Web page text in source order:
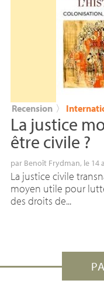
Recension 〉
La justice
être civile ?
par Benoît Frydman, le 14
La justice civile
moyen utile pour
des droits de...